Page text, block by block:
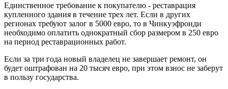
Единственное требование к покупателю - реставрация
купленного здания в течение трех лет. Если в других
регионах требуют залог в 5000 евро, то в Чинкуэфронди
необходимо оплатить однократный сбор размером в 250 евро
на период реставрационных работ.
Если за три года новый владелец не завершает ремонт, он
будет оштрафован на 20 тысяч евро, при этом взнос не заберут
в пользу государства.